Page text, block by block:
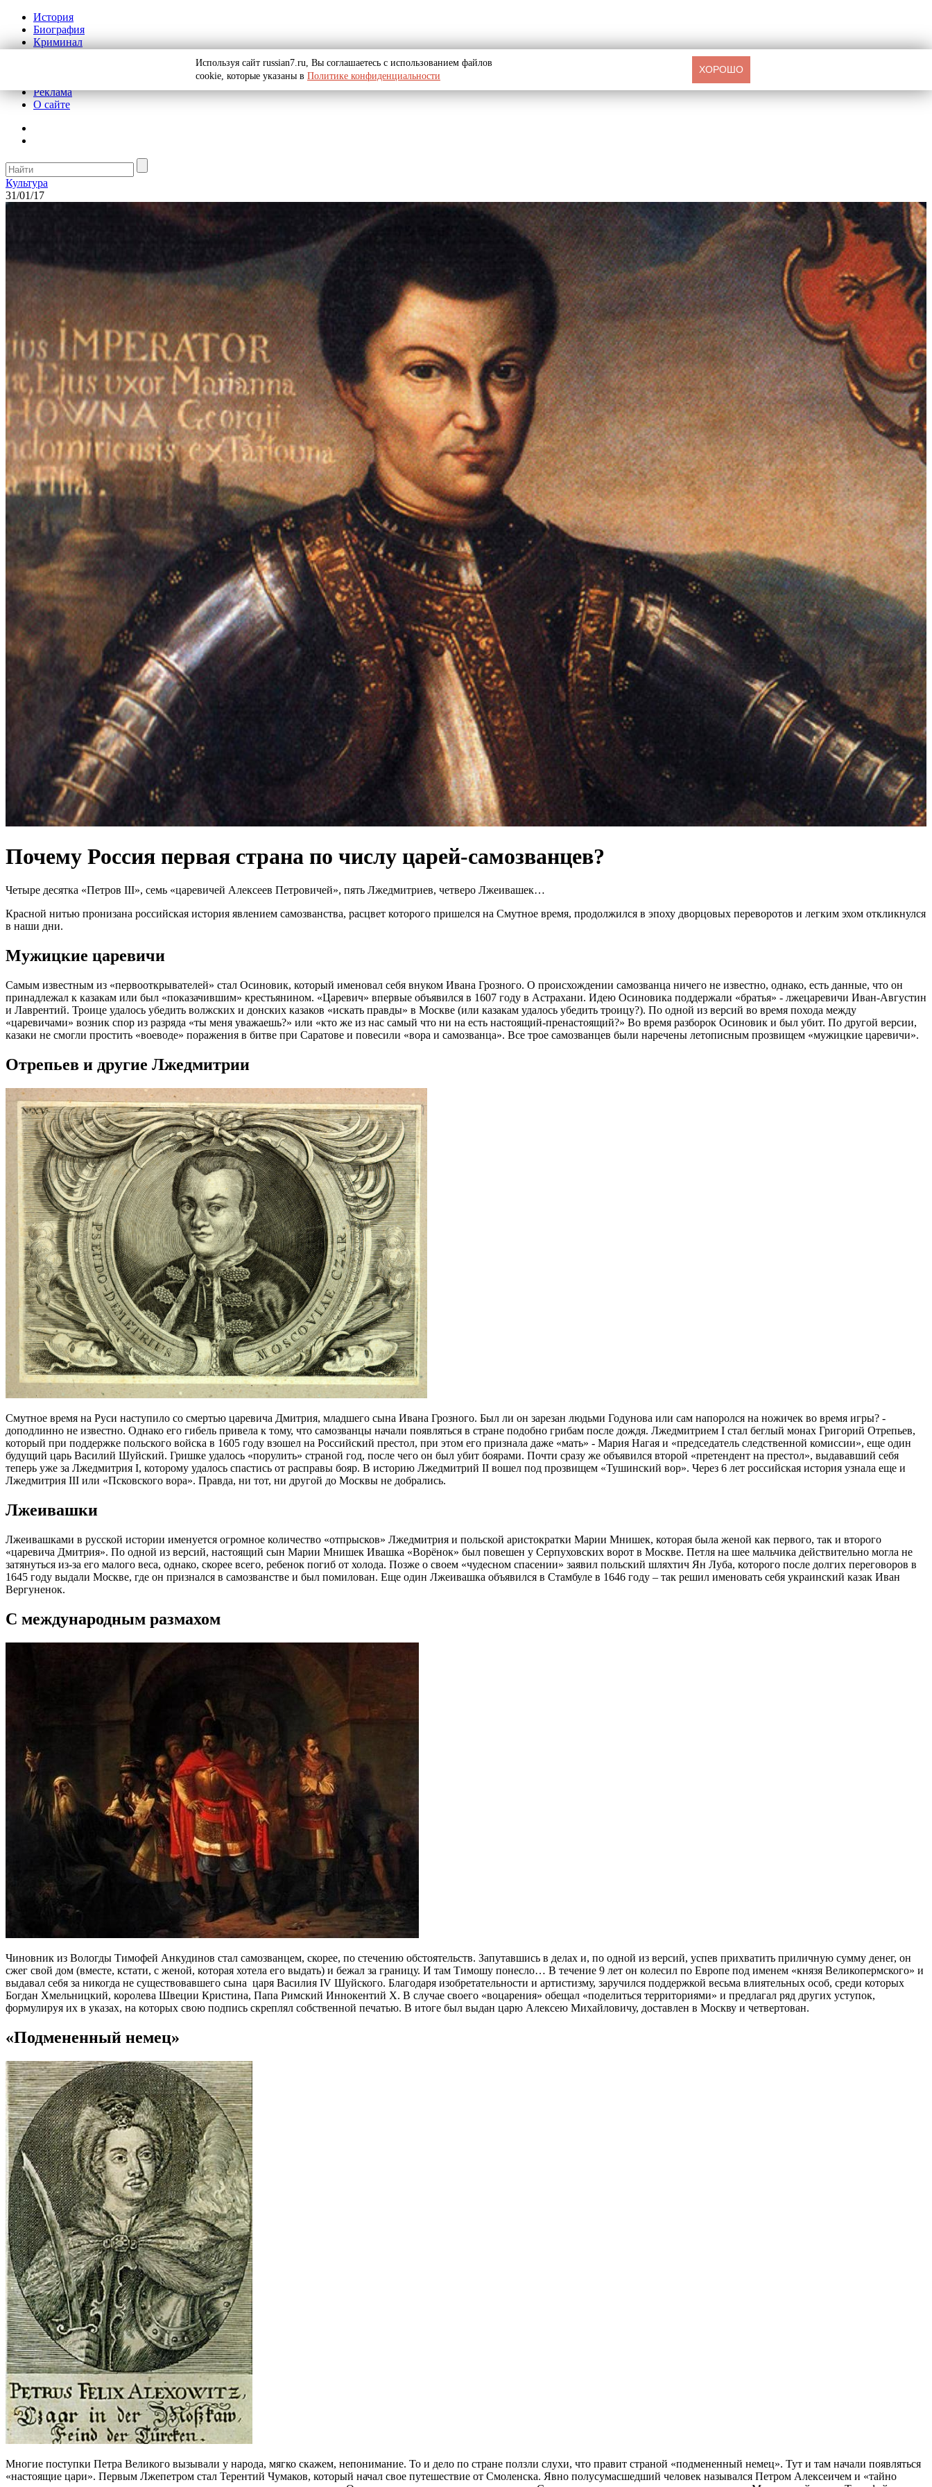
История
Биография
Криминал
Реклама
О сайте
Культура
31/01/17
Почему Россия первая страна по числу царей-самозванцев?
Четыре десятка «Петров III», семь «царевичей Алексеев Петровичей», пять Лжедмитриев, четверо Лжеивашек…
Красной нитью пронизана российская история явлением самозванства, расцвет которого пришелся на Смутное время, продолжился в эпоху дворцовых переворотов и легким эхом откликнулся
в наши дни.
Мужицкие царевичи
Самым известным из «первооткрывателей» стал Осиновик, который именовал себя внуком Ивана Грозного. О происхождении самозванца ничего не известно, однако, есть данные, что он
принадлежал к казакам или был «показачившим» крестьянином. «Царевич» впервые объявился в 1607 году в Астрахани. Идею Осиновика поддержали «братья» - лжецаревичи Иван-Августин
и Лаврентий. Троице удалось убедить волжских и донских казаков «искать правды» в Москве (или казакам удалось убедить троицу?). По одной из версий во время похода между
«царевичами» возник спор из разряда «ты меня уважаешь?» или «кто же из нас самый что ни на есть настоящий-пренастоящий?» Во время разборок Осиновик и был убит. По другой версии,
казаки не смогли простить «воеводе» поражения в битве при Саратове и повесили «вора и самозванца». Все трое самозванцев были наречены летописным прозвищем «мужицкие царевичи».
Отрепьев и другие Лжедмитрии
Смутное время на Руси наступило со смертью царевича Дмитрия, младшего сына Ивана Грозного. Был ли он зарезан людьми Годунова или сам напоролся на ножичек во время игры? -
доподлинно не известно. Однако его гибель привела к тому, что самозванцы начали появляться в стране подобно грибам после дождя. Лжедмитрием I стал беглый монах Григорий Отрепьев,
который при поддержке польского войска в 1605 году взошел на Российский престол, при этом его признала даже «мать» - Мария Нагая и «председатель следственной комиссии», еще один
будущий царь Василий Шуйский. Гришке удалось «порулить» страной год, после чего он был убит боярами. Почти сразу же объявился второй «претендент на престол», выдававший себя
теперь уже за Лжедмитрия I, которому удалось спастись от расправы бояр. В историю Лжедмитрий II вошел под прозвищем «Тушинский вор». Через 6 лет российская история узнала еще и
Лжедмитрия III или «Псковского вора». Правда, ни тот, ни другой до Москвы не добрались.
Лжеивашки
Лжеивашками в русской истории именуется огромное количество «отпрысков» Лжедмитрия и польской аристократки Марии Мнишек, которая была женой как первого, так и второго
«царевича Дмитрия». По одной из версий, настоящий сын Марии Мнишек Ивашка «Ворёнок» был повешен у Серпуховских ворот в Москве. Петля на шее мальчика действительно могла не
затянуться из-за его малого веса, однако, скорее всего, ребенок погиб от холода. Позже о своем «чудесном спасении» заявил польский шляхтич Ян Луба, которого после долгих переговоров в
1645 году выдали Москве, где он признался в самозванстве и был помилован. Еще один Лжеивашка объявился в Стамбуле в 1646 году – так решил именовать себя украинский казак Иван
Вергуненок.
С международным размахом
Чиновник из Вологды Тимофей Анкудинов стал самозванцем, скорее, по стечению обстоятельств. Запутавшись в делах и, по одной из версий, успев прихватить приличную сумму денег, он
сжег свой дом (вместе, кстати, с женой, которая хотела его выдать) и бежал за границу. И там Тимошу понесло… В течение 9 лет он колесил по Европе под именем «князя Великопермского» и
выдавал себя за никогда не существовавшего сына царя Василия IV Шуйского. Благодаря изобретательности и артистизму, заручился поддержкой весьма влиятельных особ, среди которых
Богдан Хмельницкий, королева Швеции Кристина, Папа Римский Иннокентий X. В случае своего «воцарения» обещал «поделиться территориями» и предлагал ряд других уступок,
формулируя их в указах, на которых свою подпись скреплял собственной печатью. В итоге был выдан царю Алексею Михайловичу, доставлен в Москву и четвертован.
«Подмененный немец»
Многие поступки Петра Великого вызывали у народа, мягко скажем, непонимание. То и дело по стране ползли слухи, что правит страной «подмененный немец». Тут и там начали появляться
«настоящие цари». Первым Лжепетром стал Терентий Чумаков, который начал свое путешествие от Смоленска. Явно полусумасшедший человек назывался Петром Алексеичем и «тайно
Используя сайт russian7.ru, Вы соглашаетесь с использованием файлов
cookie, которые указаны в Политике конфиденциальности
ХОРОШО